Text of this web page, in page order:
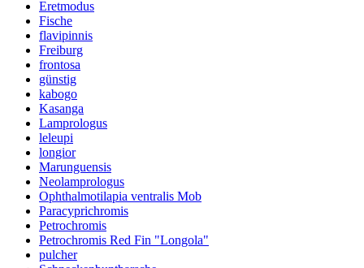
Eretmodus
Fische
flavipinnis
Freiburg
frontosa
günstig
kabogo
Kasanga
Lamprologus
leleupi
longior
Marunguensis
Neolamprologus
Ophthalmotilapia ventralis Mob
Paracyprichromis
Petrochromis
Petrochromis Red Fin "Longola"
pulcher